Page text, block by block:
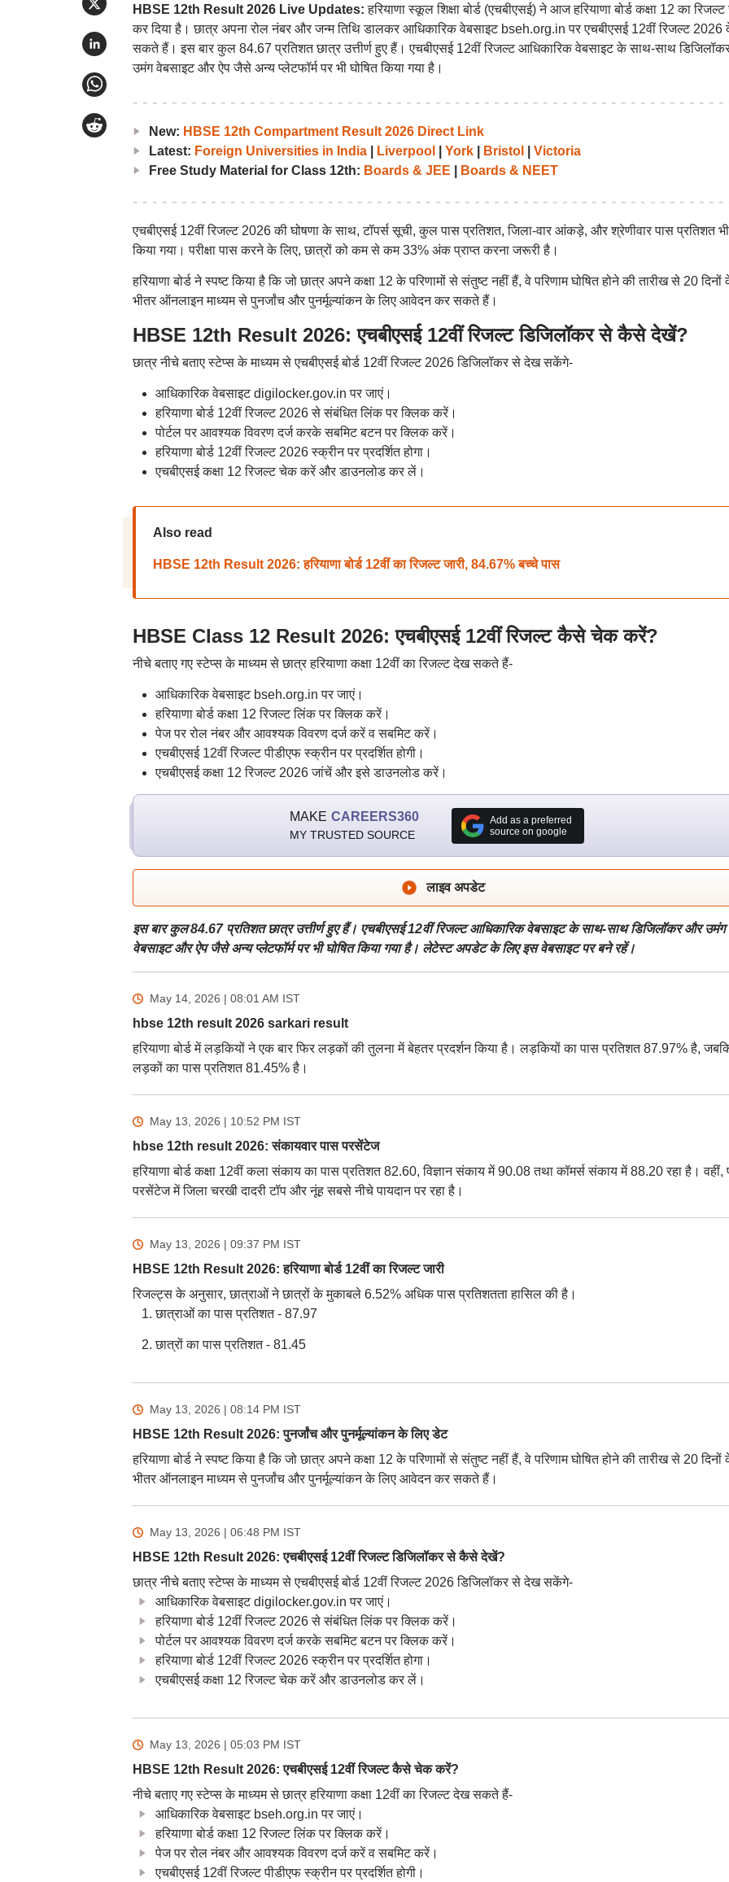
HBSE 12th Result 2026 Live Updates:हरियाणा स्कूल शिक्षा बोर्ड (एचबीएसई) ने आज हरियाणा बोर्ड कक्षा 12 का रिजल्ट
कर दिया है। छात्र अपना रोल नंबर और जन्म तिथि डालकर आधिकारिक वेबसाइट bseh.org.in पर एचबीएसई 12वीं रिजल्ट 2026
सकते हैं। इस बार कुल 84.67 प्रतिशत छात्र उत्तीर्ण हुए हैं। एचबीएसई 12वीं रिजल्ट आधिकारिक वेबसाइट के साथ-साथ
उमंग वेबसाइट और ऐप जैसे अन्य प्लेटफॉर्म पर भी घोषित किया गया है।
New: HBSE 12th Compartment Result 2026 Direct Link
Latest: Foreign Universities in India| Liverpool York| Bristol
Victoria
Free Study Material for Class 12th: Boards & JEE Boards & NEET
एचबीएसई 12वीं रिजल्ट 2026 की घोषणा के साथ, टॉपर्स सूची, कुल पास प्रतिशत, जिला-वार आंकड़े, और श्रेणीवार पास प्रतिशत भी
किया गया। परीक्षा पास करने के लिए, छात्रों को कम से कम 33% अंक प्राप्त करना जरूरी है।
हरियाणा बोर्ड ने स्पष्ट किया है कि जो छात्र अपने कक्षा 12 के परिणामों से संतुष्ट नहीं हैं, वे परिणाम घोषित होने की तारीख से 20 दिनों
भीतर ऑनलाइन माध्यम से पुनर्जांच और पुनर्मूल्यांकन के लिए आवेदन कर सकते हैं।
HBSE 12th Result 2026: एचबीएसई 12वीं रिजल्ट डिजिलॉकर से कैसे देखें?
छात्र नीचे बताए स्टेप्स के माध्यम से एचबीएसई बोर्ड 12वीं रिजल्ट 2026 डिजिलॉकर से देख सकेंगे-
आधिकारिक वेबसाइट digilocker.gov.in पर जाएं।
हरियाणा बोर्ड 12वीं रिजल्ट 2026 से संबंधित लिंक पर क्लिक करें।
पोर्टल पर आवश्यक विवरण दर्ज करके सबमिट बटन पर क्लिक करें।
हरियाणा बोर्ड 12वीं रिजल्ट 2026 स्क्रीन पर प्रदर्शित होगा।
एचबीएसई कक्षा 12 रिजल्ट चेक करें और डाउनलोड कर लें।
Also read
HBSE 12th Result 2026: हरियाणा बोर्ड 12वीं का रिजल्ट जारी, 84.67% बच्चे पास
HBSE Class 12 Result 2026: एचबीएसई 12वीं रिजल्ट कैसे चेक करें?
नीचे बताए गए स्टेप्स के माध्यम से छात्र हरियाणा कक्षा 12वीं का रिजल्ट देख सकते हैं-
आधिकारिक वेबसाइट bseh.org.in पर जाएं।
हरियाणा बोर्ड कक्षा 12 रिजल्ट लिंक पर क्लिक करें।
पेज पर रोल नंबर और आवश्यक विवरण दर्ज करें व सबमिट करें।
एचबीएसई 12वीं रिजल्ट पीडीएफ स्क्रीन पर प्रदर्शित होगी।
एचबीएसई कक्षा 12 रिजल्ट 2026 जांचें और इसे डाउनलोड करें।
MAKE CAREERS360
MY TRUSTED SOURCE
Add as a preferred
source on google
लाइव अपडेट
इस बार कुल 84.67 प्रतिशत छात्र उत्तीर्ण हुए हैं। एचबीएसई 12वीं रिजल्ट आधिकारिक वेबसाइट के साथ-साथ डिजिलॉकर और उमंग
वेबसाइट और ऐप जैसे अन्य प्लेटफॉर्म पर भी घोषित किया गया है। लेटेस्ट अपडेट के लिए इस वेबसाइट पर बने रहें।
May 14, 2026 | 08:01 AM IST
hbse 12th result 2026 sarkari result
हरियाणा बोर्ड में लड़कियों ने एक बार फिर लड़कों की तुलना में बेहतर प्रदर्शन किया है। लड़कियों का पास प्रतिशत 87.97% है,
लड़कों का पास प्रतिशत 81.45% है।
May 13, 2026 | 10:52 PM IST
hbse 12th result 2026: संकायवार पास परसेंटेज
हरियाणा बोर्ड कक्षा 12वीं कला संकाय का पास प्रतिशत 82.60, विज्ञान संकाय में 90.08 तथा कॉमर्स संकाय में 88.20 रहा है। वहीं,
परसेंटेज में जिला चरखी दादरी टॉप और नूंह सबसे नीचे पायदान पर रहा है।
May 13, 2026 | 09:37 PM IST
HBSE 12th Result 2026: हरियाणा बोर्ड 12वीं का रिजल्ट जारी
रिजल्ट्स के अनुसार, छात्राओं ने छात्रों के मुकाबले 6.52% अधिक पास प्रतिशतता हासिल की है।
छात्राओं का पास प्रतिशत - 87.97
छात्रों का पास प्रतिशत - 81.45
May 13, 2026 | 08:14 PM IST
HBSE 12th Result 2026: पुनर्जांच और पुनर्मूल्यांकन के लिए डेट
हरियाणा बोर्ड ने स्पष्ट किया है कि जो छात्र अपने कक्षा 12 के परिणामों से संतुष्ट नहीं हैं, वे परिणाम घोषित होने की तारीख से 20 दिनों
भीतर ऑनलाइन माध्यम से पुनर्जांच और पुनर्मूल्यांकन के लिए आवेदन कर सकते हैं।
May 13, 2026 | 06:48 PM IST
HBSE 12th Result 2026: एचबीएसई 12वीं रिजल्ट डिजिलॉकर से कैसे देखें?
छात्र नीचे बताए स्टेप्स के माध्यम से एचबीएसई बोर्ड 12वीं रिजल्ट 2026 डिजिलॉकर से देख सकेंगे-
आधिकारिक वेबसाइट digilocker.gov.in पर जाएं।
हरियाणा बोर्ड 12वीं रिजल्ट 2026 से संबंधित लिंक पर क्लिक करें।
पोर्टल पर आवश्यक विवरण दर्ज करके सबमिट बटन पर क्लिक करें।
हरियाणा बोर्ड 12वीं रिजल्ट 2026 स्क्रीन पर प्रदर्शित होगा।
एचबीएसई कक्षा 12 रिजल्ट चेक करें और डाउनलोड कर लें।
May 13, 2026 | 05:03 PM IST
HBSE 12th Result 2026: एचबीएसई 12वीं रिजल्ट कैसे चेक करें?
नीचे बताए गए स्टेप्स के माध्यम से छात्र हरियाणा कक्षा 12वीं का रिजल्ट देख सकते हैं-
आधिकारिक वेबसाइट bseh.org.in पर जाएं।
हरियाणा बोर्ड कक्षा 12 रिजल्ट लिंक पर क्लिक करें।
पेज पर रोल नंबर और आवश्यक विवरण दर्ज करें व सबमिट करें।
एचबीएसई 12वीं रिजल्ट पीडीएफ स्क्रीन पर प्रदर्शित होगी।